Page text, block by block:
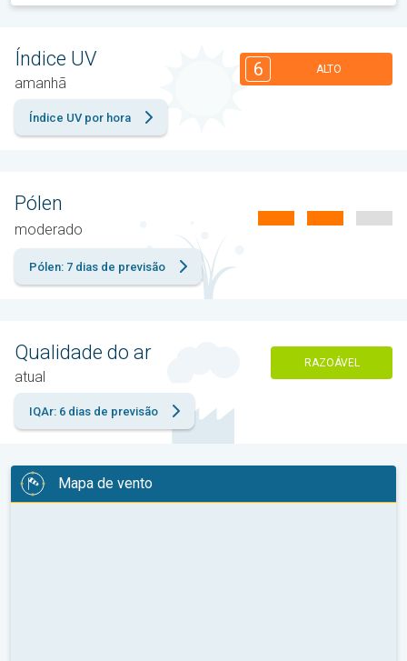
Índice UV
amanhã
6 ALTO
Índice UV por hora
Pólen
moderado
Pólen: 7 dias de previsão
Qualidade do ar
atual
RAZOÁVEL
IQAr: 6 dias de previsão
Mapa de vento